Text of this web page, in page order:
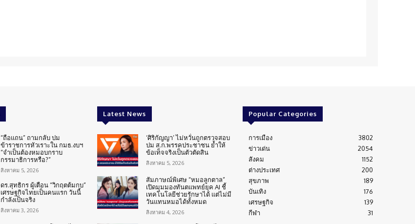
“ถือแถน” ถามกลับ ปม
ข้าราชการหัวเราะใน กมธ.งบฯ
“จำเป็นต้องหมอบกราบ
กรรมาธิการหรือ?”
สิงหาคม 5, 2026
ดร.สุทธิกร ผู้เตือน “วิกฤตต้มกบ”
เศรษฐกิจไทยเป็นคนแรก วันนี้
กำลังเป็นจริง
สิงหาคม 3, 2026
Latest News
‘ศิริกัญญา’ ไม่หวั่นถูกตรวจสอบ
ปม ส.ก.พรรคประชาชน ย้ำให้
ข้อเท็จจริงเป็นตัวตัดสิน
สิงหาคม 5, 2026
สัมภาษณ์พิเศษ “หมอลูกตาล”
เปิดมุมมองทันตแพทย์ยุค AI ชี้
เทคโนโลยีช่วยรักษาได้ แต่ไม่มี
วันแทนหมอได้ทั้งหมด
สิงหาคม 4, 2026
Popular Categories
การเมือง
3802
ข่าวเด่น
2054
สังคม
1152
ต่างประเทศ
200
สุขภาพ
189
บันเทิง
176
เศรษฐกิจ
139
กีฬา
31